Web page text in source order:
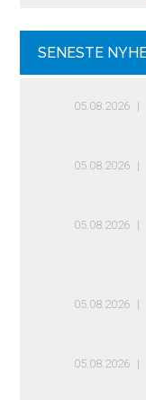
SENESTE
05.08.2026
05.08.2026
05.08.2026
05.08.2026
05.08.2026